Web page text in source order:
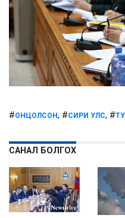
#ОНЦОЛСОН, #СИРИ УЛС, #
САНАЛ БОЛГОХ